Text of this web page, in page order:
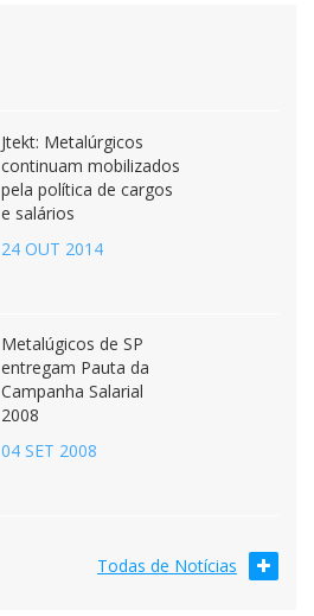
Jtekt: Metalúrgicos
continuam mobilizados
pela política de cargos
e salários
24 OUT 2014
Metalúgicos de SP
entregam Pauta da
Campanha Salarial
2008
04 SET 2008
Todas de Notícias